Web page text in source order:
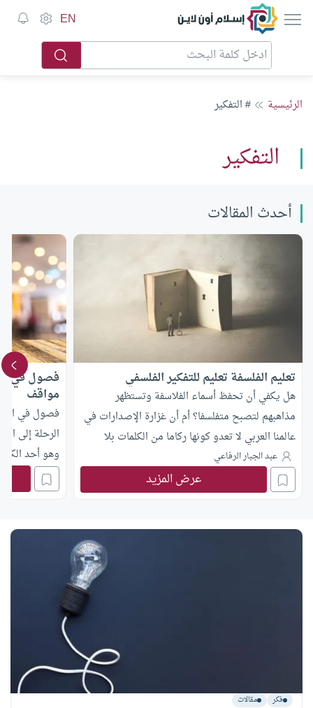
إسلام أون لاين EN
الرئيسية # التفكير
التفكير
أحدث المقالات
تعليم الفلسفة تعليم للتفكير الفلسفي
هل يكفي أن تحفظ أسماء الفلاسفة وتستظهر
مذاهبهم لتصبح متفلسفا؟ أم أن غزارة الإصدارات في
عالمنا العربي لا تعدو كونها ركاما من الكلمات بلا
مضمون؟ لماذا تحولت أقسام الفلسفة في جامعاتنا
إلى ساحات لتلقين الأجوبة الجاهزة؟ في هذا المقال
يضع المفكر البروفسور عبد الجبار الرفاعي يده على
عبد الجبار الرفاعي
عرض المزيد
فصول في
مواقف
فصول في
الرحلة إلى
وهو أحد
فكر مقالات